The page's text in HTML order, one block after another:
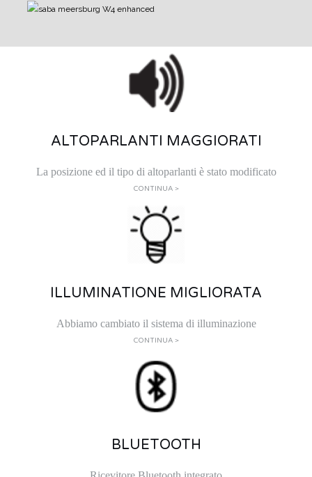
ALTOPARLANTI MAGGIORATI
La posizione ed il tipo di altoparlanti è stato modificato
CONTINUA >
ILLUMINATIONE MIGLIORATA
Abbiamo cambiato il sistema di illuminazione
CONTINUA >
BLUETOOTH